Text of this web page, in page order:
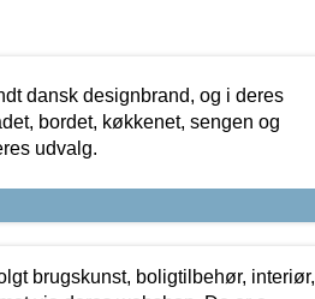
dansk designbrand, og i deres
bordet, køkkenet, sengen og
udvalg.
brugskunst, boligtilbehør, interiør,